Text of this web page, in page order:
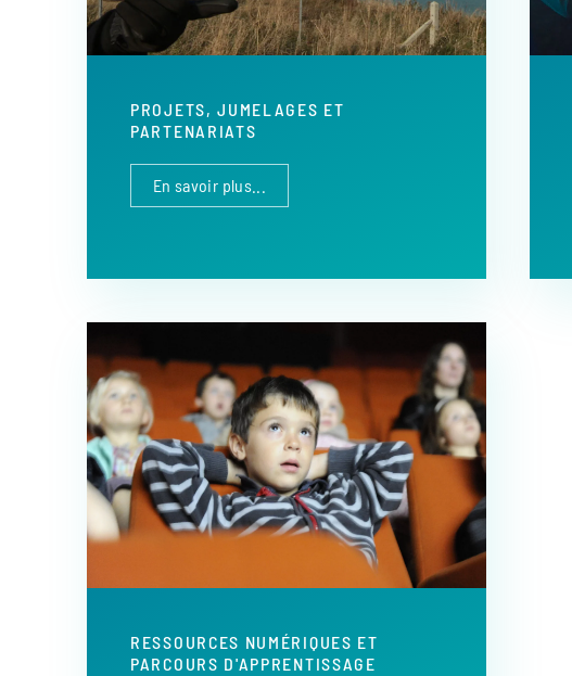
PROJETS, JUMELAGES ET
PARTENARIATS
En savoir plus...
RESSOURCES NUMÉRIQUES ET
PARCOURS D'APPRENTISSAGE